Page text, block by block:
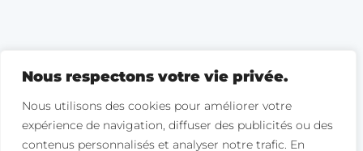
Nous respectons votre vie privée.
Nous utilisons des cookies pour améliorer votre
expérience de navigation, diffuser des publicités ou des
contenus personnalisés et analyser notre trafic. En